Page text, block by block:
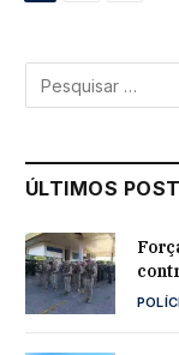
ÚLTIMOS